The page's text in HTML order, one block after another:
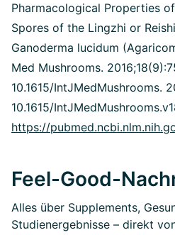
Pharmacological Properties
Spores of the Lingzhi or
Ganoderma lucidum
Med Mushrooms.
10.1615/IntJMedMushrooms.
10.1615/
https://
Feel-Good-
Alles über Supplements,
Studienergebnisse – direkt